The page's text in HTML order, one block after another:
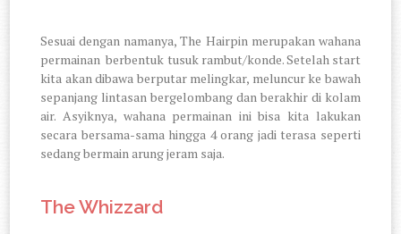
Sesuai dengan namanya, The Hairpin merupakan wahana
permainan berbentuk tusuk rambut/konde. Setelah start
kita akan dibawa berputar melingkar, meluncur ke bawah
sepanjang lintasan bergelombang dan berakhir di kolam
air. Asyiknya, wahana permainan ini bisa kita lakukan
secara bersama-sama hingga 4 orang jadi terasa seperti
sedang bermain arung jeram saja.
The Whizzard